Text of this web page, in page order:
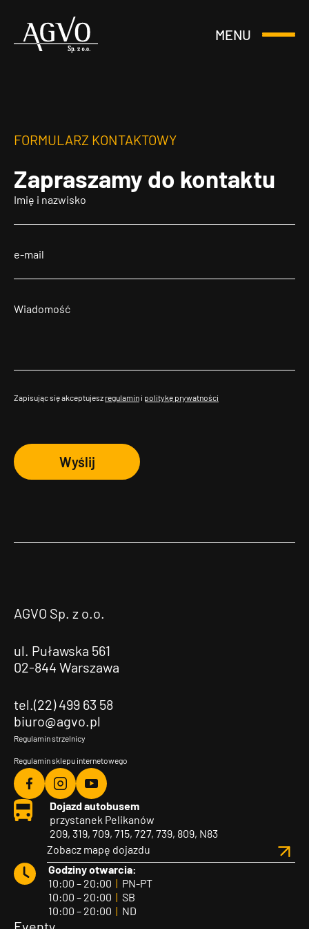
Header
MENU
Otwórz
FORMULARZ KONTAKTOWY
Zapraszamy do kontaktu
Zapisując się akceptujesz regulamin i politykę prywatności
Wyślij
AGVO Sp. z o.o.
ul. Puławska 561
02-844 Warszawa
tel.(22) 499 63 58
biuro@agvo.pl
Regulamin strzelnicy
Regulamin sklepu internetowego
Agvo
Facebook
Agvo
Instagram
Agvo
YouTube
Dojazd autobusem
przystanek Pelikanów
209, 319, 709, 715, 727, 739, 809, N83
Zobacz mapę dojazdu
Godziny otwarcia:
10:00 – 20:00 | PN-PT
10:00 – 20:00 | SB
10:00 – 20:00 | ND